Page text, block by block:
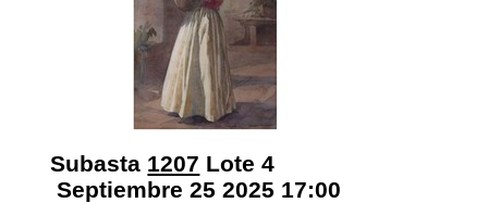
Subasta 1207 Lote 4
Septiembre 25 2025 17:00